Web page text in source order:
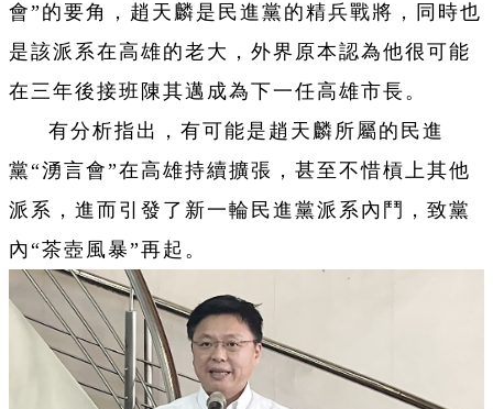
會”的要角，趙天麟是民進黨的精兵戰將，同時也
是該派系在高雄的老大，外界原本認為他很可能
在三年後接班陳其邁成為下一任高雄市長。
有分析指出，有可能是趙天麟所屬的民進
黨“湧言會”在高雄持續擴張，甚至不惜槓上其他
派系，進而引發了新一輪民進黨派系內鬥，致黨
內“茶壺風暴”再起。